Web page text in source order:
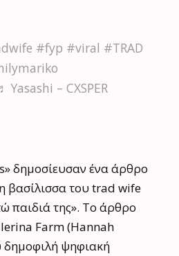
#fyp #viral #TRAD
Yasashi – CXSPER
δημοσίευσαν ένα άρθρο
βασίλισσα του trad wife
παιδιά της». Το άρθρο
Farm (Hannah
δημοφιλή ψηφιακή